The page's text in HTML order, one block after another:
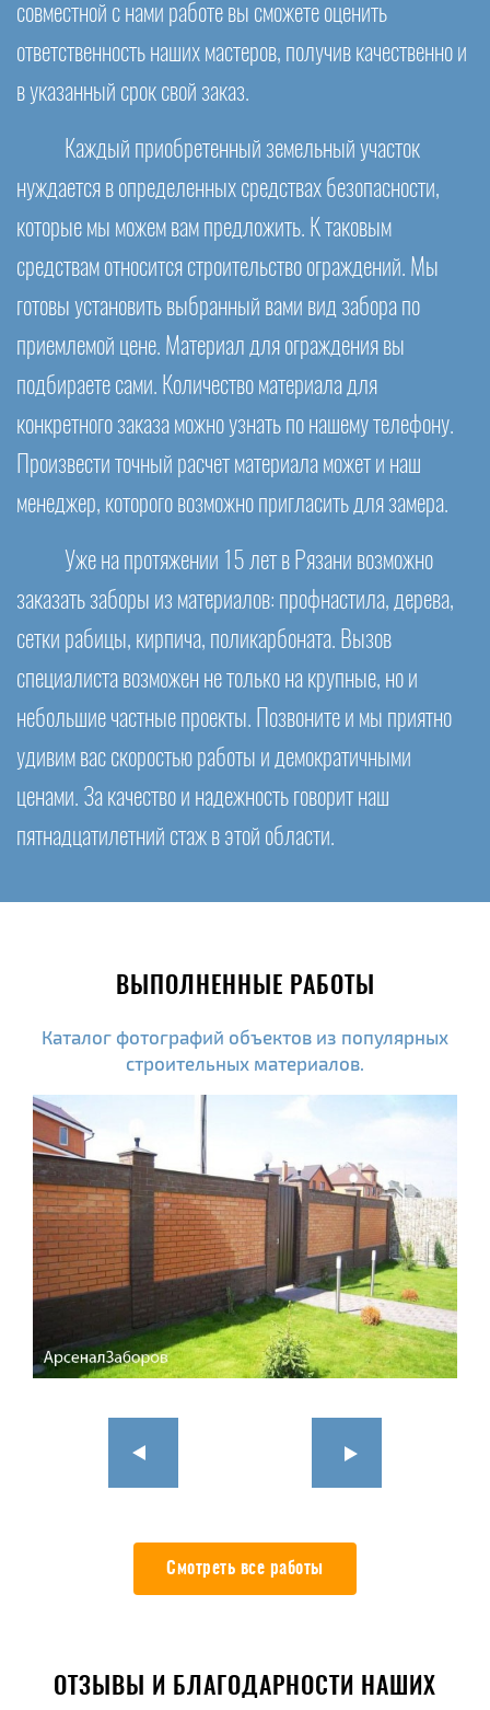
совместной с нами работе вы сможете оценить
ответственность наших мастеров, получив качественно и
в указанный срок свой заказ.
Каждый приобретенный земельный участок
нуждается в определенных средствах безопасности,
которые мы можем вам предложить. К таковым
средствам относится строительство ограждений. Мы
готовы установить выбранный вами вид забора по
приемлемой цене. Материал для ограждения вы
подбираете сами. Количество материала для
конкретного заказа можно узнать по нашему телефону.
Произвести точный расчет материала может и наш
менеджер, которого возможно пригласить для замера.
Уже на протяжении 15 лет в Рязани возможно
заказать заборы из материалов: профнастила, дерева,
сетки рабицы, кирпича, поликарбоната. Вызов
специалиста возможен не только на крупные, но и
небольшие частные проекты. Позвоните и мы приятно
удивим вас скоростью работы и демократичными
ценами. За качество и надежность говорит наш
пятнадцатилетний стаж в этой области.
ВЫПОЛНЕННЫЕ РАБОТЫ
Каталог фотографий объектов из популярных
строительных материалов.
Смотреть все работы
ОТЗЫВЫ И БЛАГОДАРНОСТИ НАШИХ